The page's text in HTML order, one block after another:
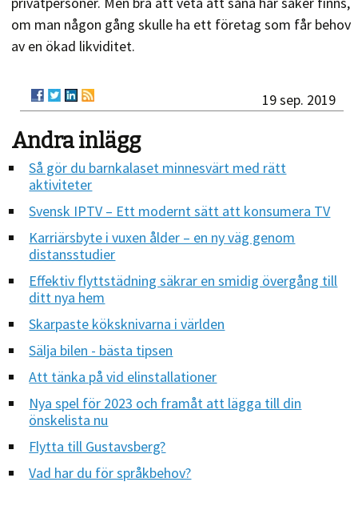
om man någon gång skulle ha ett företag som får behov
av en ökad likviditet.
19 sep. 2019
Andra inlägg
Så gör du barnkalaset minnesvärt med rätt
aktiviteter
Svensk IPTV – Ett modernt sätt att konsumera TV
Karriärsbyte i vuxen ålder – en ny väg genom
distansstudier
Effektiv flyttstädning säkrar en smidig övergång till
ditt nya hem
Skarpaste köksknivarna i världen
Sälja bilen - bästa tipsen
Att tänka på vid elinstallationer
Nya spel för 2023 och framåt att lägga till din
önskelista nu
Flytta till Gustavsberg?
Vad har du för språkbehov?